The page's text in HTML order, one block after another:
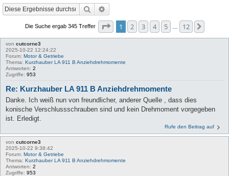
Suche
Die Suche ergab 345 Treffer Seite von
1 2 3 4 5 12
von cutcorne3
2025-10-22 12:24:22
Forum: Motor & Getriebe
Thema: Kurzhauber LA 911 B Anziehdrehmomente
Antworten: 2
Zugriffe: 953
Re: Kurzhauber LA 911 B Anziehdrehmomente
Danke. Ich weiß nun von freundlicher, anderer Quelle , dass dies
konische Verschlussschrauben sind und kein Drehmoment vorgegeben
ist. Erledigt.
Rufe den Beitrag auf
von cutcorne3
2025-10-22 9:38:42
Forum: Motor & Getriebe
Thema: Kurzhauber LA 911 B Anziehdrehmomente
Antworten: 2
Zugriffe: 953